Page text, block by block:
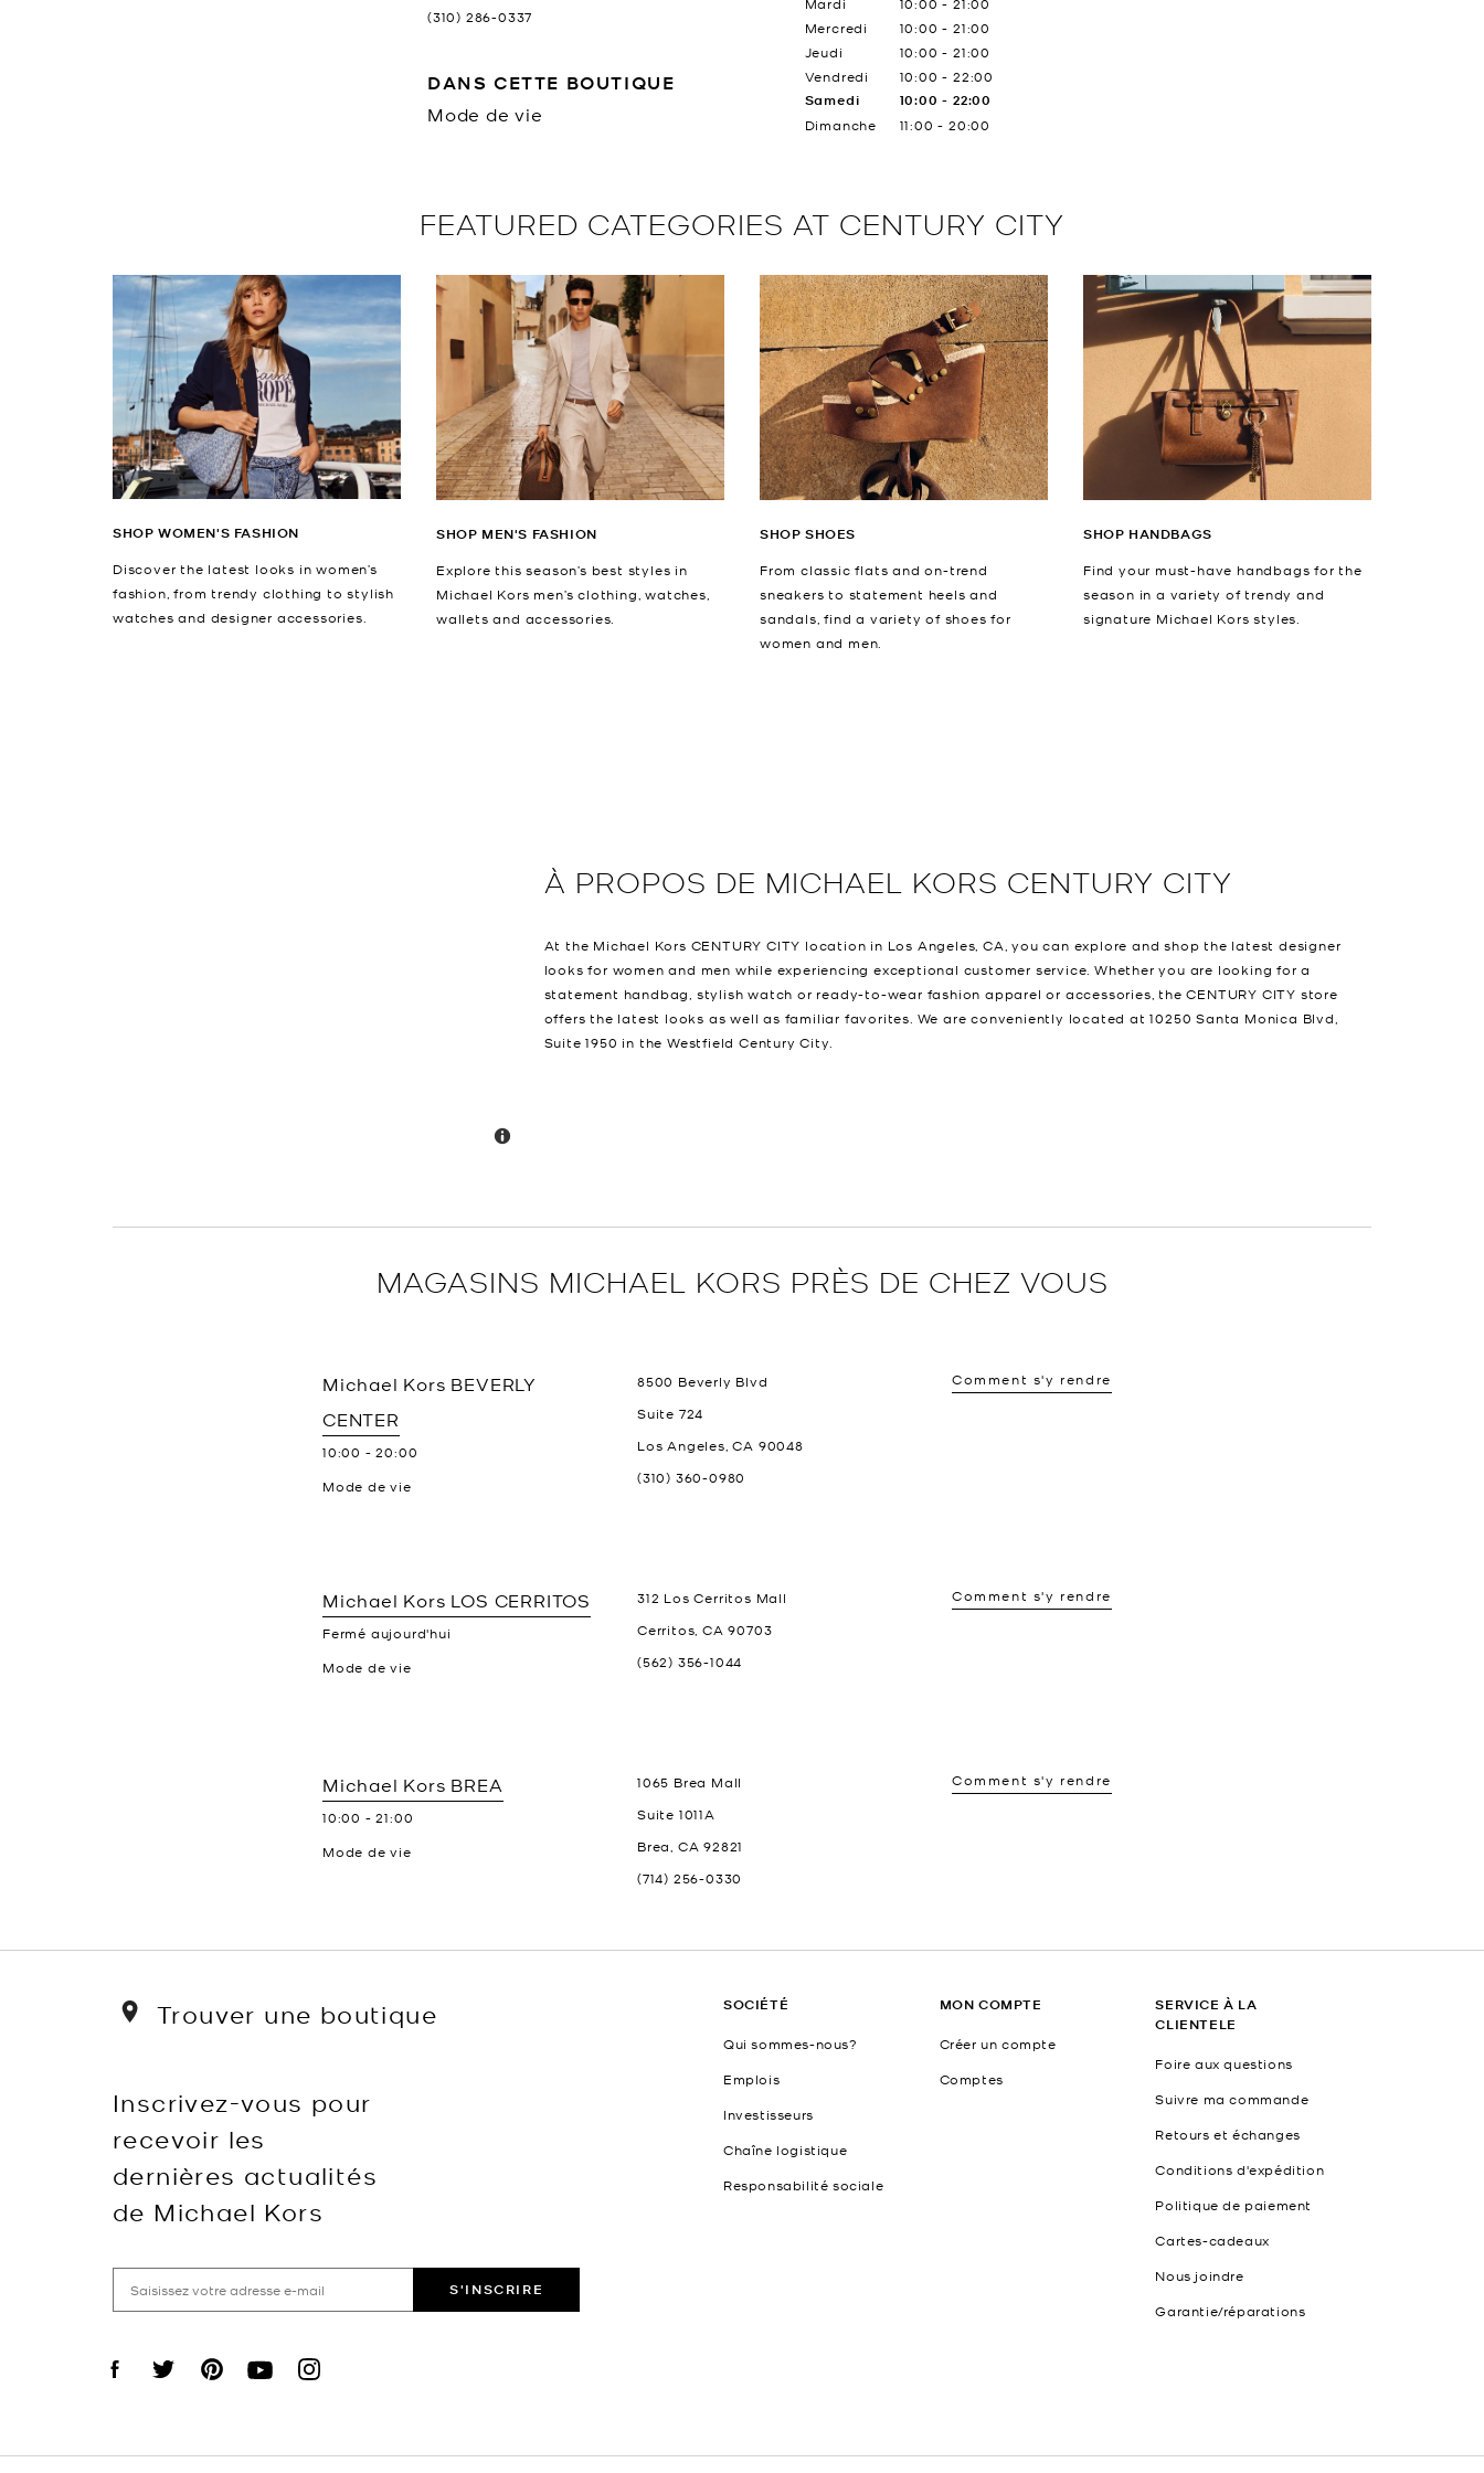
(310) 286-0337
DANS CETTE BOUTIQUE
Mode de vie
Mercredi
10:00 - 21:00
Jeudi
10:00 - 21:00
Vendredi
10:00 - 22:00
Samedi 10:00 - 22:00
Dimanche 11:00 - 20:00
FEATURED CATEGORIES AT CENTURY CITY
SHOP WOMEN'S FASHION
Discover the latest looks in women’s
fashion, from trendy clothing to stylish
watches and designer accessories.
SHOP MEN'S FASHION
Explore this season’s best styles in
Michael Kors men’s clothing, watches,
wallets and accessories.
SHOP SHOES
From classic flats and on-trend
sneakers to statement heels and
sandals, find a variety of shoes for
women and men.
SHOP HANDBAGS
Find your must-have handbags for the
season in a variety of trendy and
signature Michael Kors styles.
À PROPOS DE MICHAEL KORS CENTURY CITY
At the Michael Kors CENTURY CITY location in Los Angeles, CA, you can explore and shop the latest designer
looks for women and men while experiencing exceptional customer service. Whether you are looking for a
statement handbag, stylish watch or ready-to-wear fashion apparel or accessories, the CENTURY CITY store
offers the latest looks as well as familiar favorites. We are conveniently located at 10250 Santa Monica Blvd,
Suite 1950 in the Westfield Century City.
MAGASINS MICHAEL KORS PRÈS DE CHEZ VOUS
Michael Kors BEVERLY
CENTER
10:00 -20:00
Mode de vie
8500 Beverly Blvd
Suite 724
Los Angeles, CA 90048
(310) 360-0980
Comment s'y rendre
Michael Kors LOS CERRITOS
Fermé aujourd'hui
Mode de vie
312 Los Cerritos Mall
Cerritos, CA 90703
(562) 356-1044
Comment s'y rendre
Michael Kors BREA
10:00 -21:00
Mode de vie
1065 Brea Mall
Suite 1011A
Brea, CA 92821
(714) 256-0330
Comment s'y rendre
Trouver une boutique
Inscrivez-vous pour
recevoir les
dernières actualités
de Michael Kors
S'INSCRIRE
Visit us on Facebook
Visit us on Twitter
Visit us on Pinterest
Visit us on YouTube
Visit us on Instagram
SOCIÉTÉ
Qui sommes-nous?
Emplois
Investisseurs
Chaîne logistique
Responsabilité sociale
MON COMPTE
Créer un compte
Comptes
SERVICE À LA
CLIENTELE
Foire aux questions
Suivre ma commande
Retours et échanges
Conditions d'expédition
Politique de paiement
Cartes-cadeaux
Nous joindre
Garantie/réparations